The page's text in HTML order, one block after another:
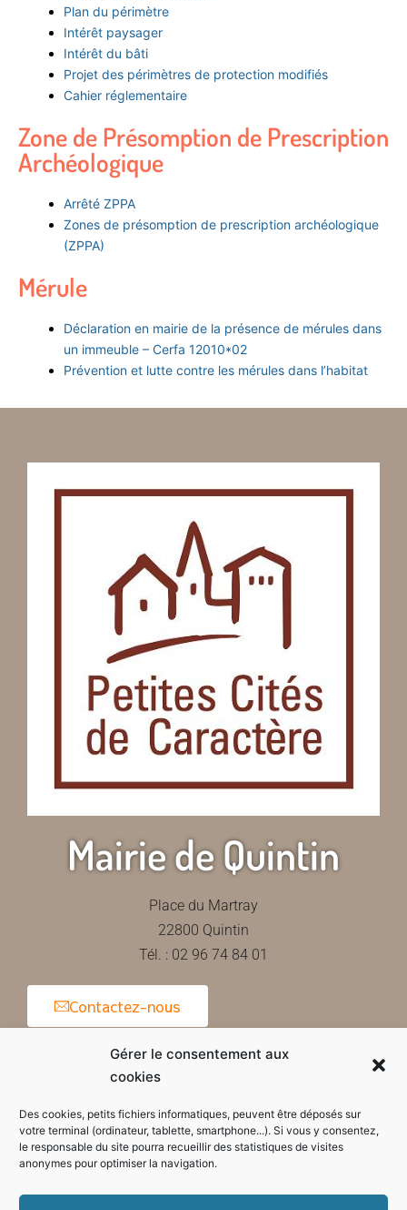
Gérer le consentement aux
cookies
Des cookies, petits fichiers informatiques, peuvent être déposés sur
votre terminal (ordinateur, tablette, smartphone...). Si vous y consentez,
le responsable du site pourra recueillir des statistiques de visites
anonymes pour optimiser la navigation.
Plan du périmètre
Intérêt paysager
Intérêt du bâti
Projet des périmètres de protection modifiés
Cahier réglementaire
Zone de Présomption de Prescription
Archéologique
Arrêté ZPPA
Zones de présomption de prescription archéologique
(ZPPA)
Mérule
Déclaration en mairie de la présence de mérules dans
un immeuble – Cerfa 12010*02
Prévention et lutte contre les mérules dans l’habitat
Mairie de Quintin
Place du Martray
22800 Quintin
Tél. : 02 96 74 84 01
Contactez-nous
Horaires d'ouverture de la mairie